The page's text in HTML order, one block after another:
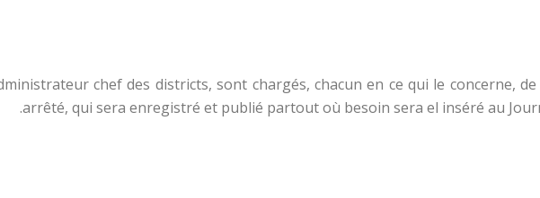
chef des districts, sont chargés, chacun en ce qui le concerne,
arrêté, qui sera enregistré et publié partout où besoin sera el inséré au